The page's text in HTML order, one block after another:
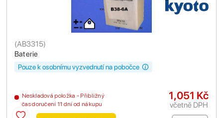
Baterie
(AB3315)
Neskladová položka - Přibližný
čas doručení 11 dní od nákupu
Pouze k osobnímu vyzvednutí na pobočce
1,051 Kč
včetně DPH